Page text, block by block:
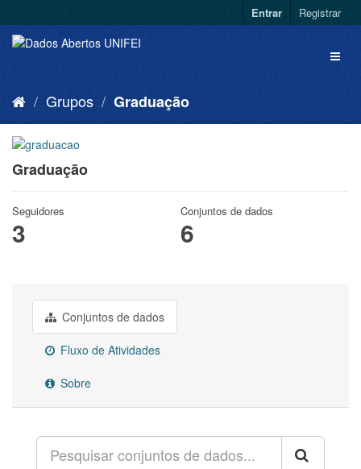
Entrar Registrar
Grupos Graduação
Graduação
Seguidores
3
Conjuntos de dados
6
Conjuntos de dados
Fluxo de Atividades
Sobre